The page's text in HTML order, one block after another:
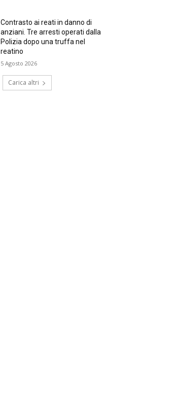
Contrasto ai reati in danno di
anziani. Tre arresti operati dalla
Polizia dopo una truffa nel
reatino
5 Agosto 2026
Carica altri